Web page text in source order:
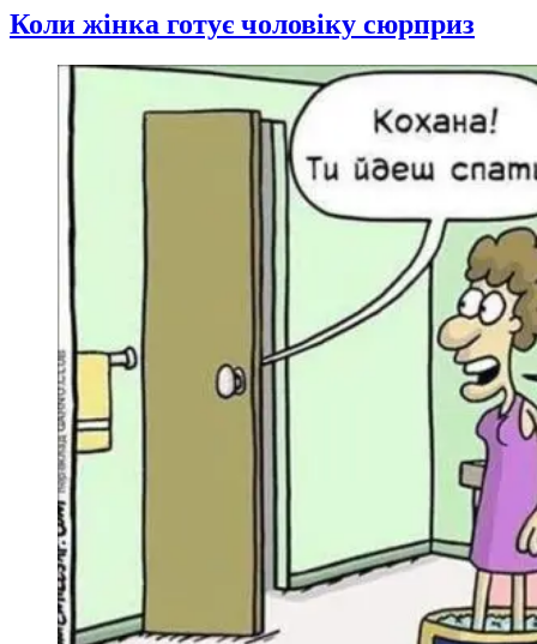
Коли жінка готує чоловіку сюрприз